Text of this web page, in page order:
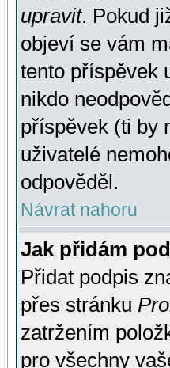
upravit. Pokud
objeví se vám
tento příspěvek
nikdo
příspěvek (ti by
uživatelé
odpověděl.
Návrat nahoru
Jak přidám
Přidat podpis
přes stránku
zatržením
pro všechny